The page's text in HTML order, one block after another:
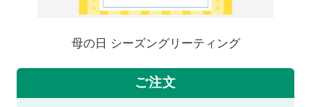
母の日 シーズングリーティング
ご注文